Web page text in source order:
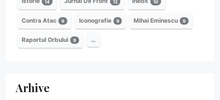
14 12 10
Contra Atac 9 Iconografie 9 Mihai Eminescu 9
Raportul Orbului 9 …
Arhive